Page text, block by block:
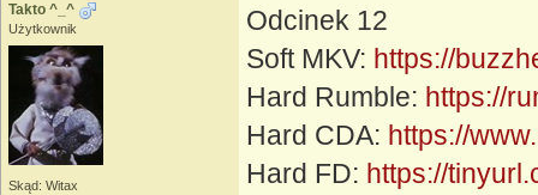
Takto ^_^
Użytkownik
Skąd: Witax
Odcinek 12
Soft MKV: https://
Hard Rumble: https://
Hard CDA: https://
Hard FD: https://